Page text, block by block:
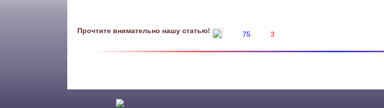
Прочтите внимательно нашу статью! 75 3